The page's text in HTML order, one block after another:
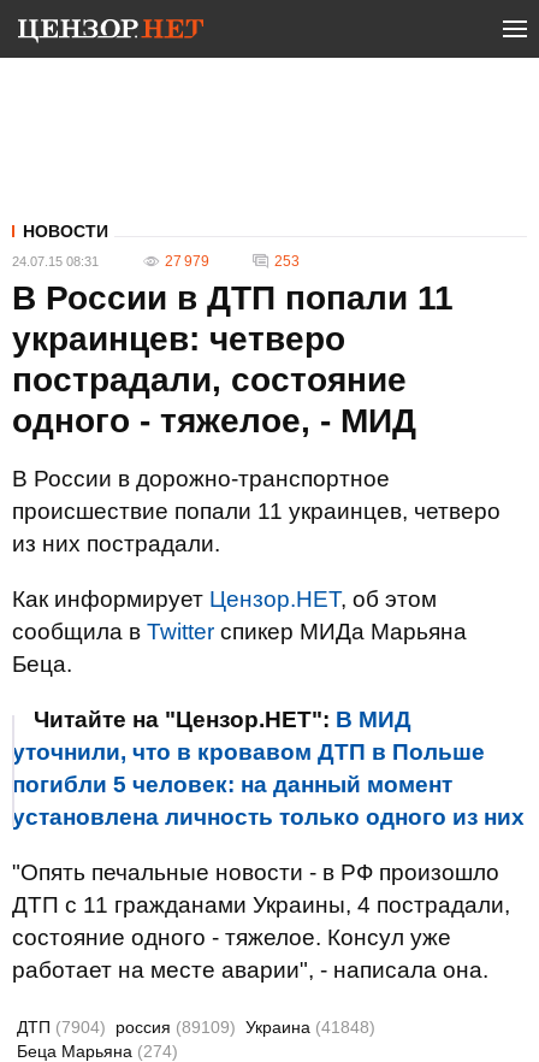
НОВОСТИ
24.07.15 08:31 27 979 253
В России в ДТП попали 11
украинцев: четверо
пострадали, состояние
одного - тяжелое, - МИД
В России в дорожно-транспортное
происшествие попали 11 украинцев, четверо
из них пострадали.
Как информирует Цензор.НЕТ, об этом
сообщила в Twitter спикер МИДа Марьяна
Беца.
Читайте на "Цензор.НЕТ": В МИД
уточнили, что в кровавом ДТП в Польше
погибли 5 человек: на данный момент
установлена личность только одного из них
"Опять печальные новости - в РФ произошло
ДТП с 11 гражданами Украины, 4 пострадали,
состояние одного - тяжелое. Консул уже
работает на месте аварии", - написала она.
ДТП (7904) россия (89109) Украина (41848)
Беца Марьяна (274)